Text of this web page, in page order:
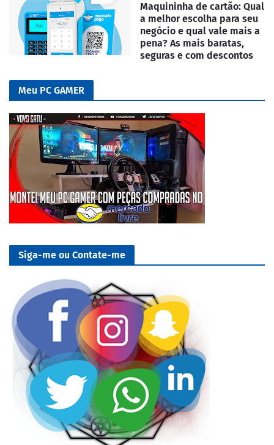
Maquininha de cartão: Qual
a melhor escolha para seu
negócio e qual vale mais a
pena? As mais baratas,
seguras e com descontos
Meu PC GAMER
Siga-me ou Contate-me